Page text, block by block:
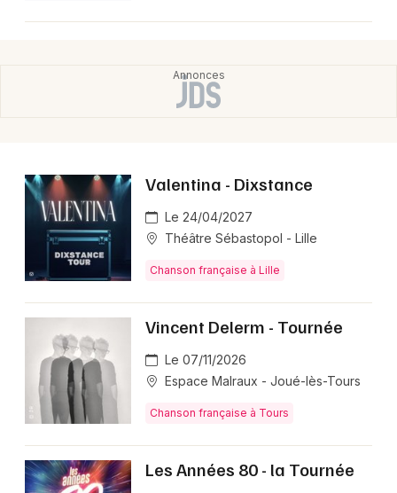
centré sur la voix et la guitare.
Valentina - Dixstance
Le 24/04/2027
Théâtre Sébastopol - Lille
Chanson française à Lille
Vincent Delerm - Tournée
Le 07/11/2026
Espace Malraux - Joué-lès-Tours
Chanson française à Tours
Les Années 80 - la Tournée